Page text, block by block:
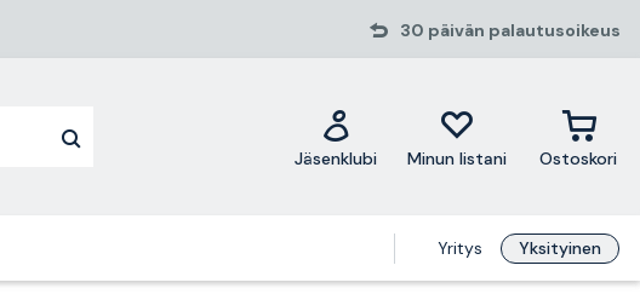
30 päivän palautusoikeus
Jäsenklubi Minun listani Ostoskori
Yritys Yksityinen